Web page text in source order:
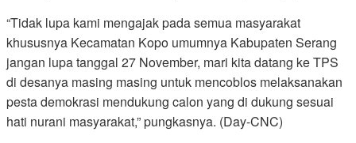
“Tidak lupa kami mengajak pada semua masyarakat
khususnya Kecamatan Kopo umumnya Kabupaten Serang
jangan lupa tanggal 27 November, mari kita datang ke TPS
di desanya masing masing untuk mencoblos melaksanakan
pesta demokrasi mendukung calon yang di dukung sesuai
hati nurani masyarakat,” pungkasnya. (Day-CNC)